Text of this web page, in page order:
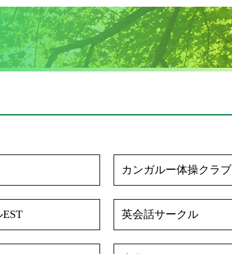
カンガルー体操クラブ
英会話サークル